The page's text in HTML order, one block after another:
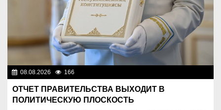
08.08.2026 166
ОТЧЕТ ПРАВИТЕЛЬСТВА ВЫХОДИТ В
ПОЛИТИЧЕСКУЮ ПЛОСКОСТЬ